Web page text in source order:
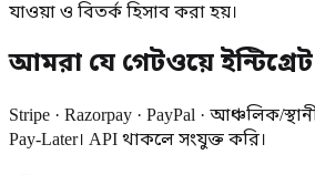
যাওয়া ও বিতর্ক হিসাব করা হয়।
আমরা যে গেটওয়ে
Stripe · Razorpay · PayPal · আঞ্চলিক/
Pay-Later। API থাকলে সংযুক্ত করি।